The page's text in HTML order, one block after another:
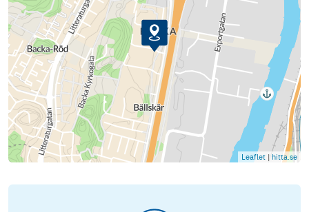
Leaflet | hitta.se